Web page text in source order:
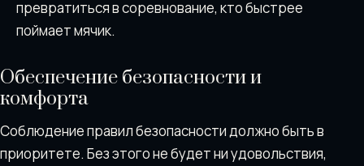
превратиться в соревнование, кто быстрее
поймает мячик.
Обеспечение безопасности и
комфорта
Соблюдение правил безопасности должно быть в
приоритете. Без этого не будет ни удовольствия,